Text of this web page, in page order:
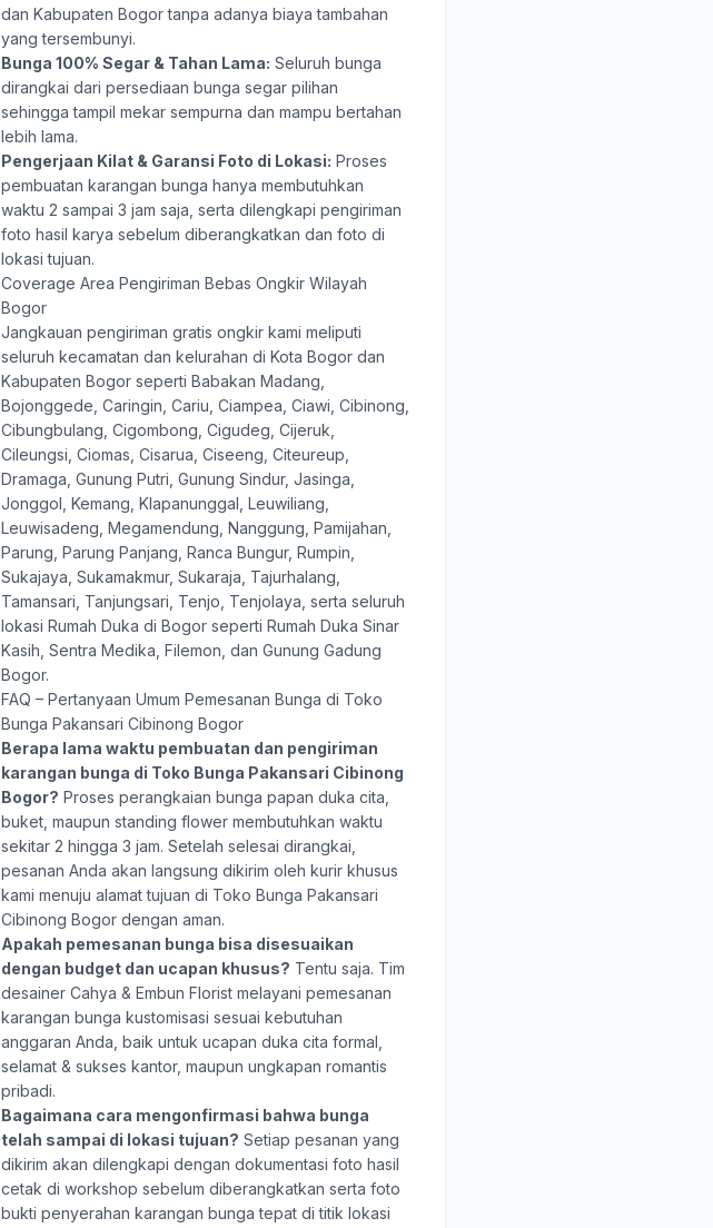
dan Kabupaten Bogor tanpa adanya biaya tambahan
yang tersembunyi.
Bunga 100% Segar & Tahan Lama: Seluruh bunga
dirangkai dari persediaan bunga segar pilihan
sehingga tampil mekar sempurna dan mampu bertahan
lebih lama.
Pengerjaan Kilat & Garansi Foto di Lokasi: Proses
pembuatan karangan bunga hanya membutuhkan
waktu 2 sampai 3 jam saja, serta dilengkapi pengiriman
foto hasil karya sebelum diberangkatkan dan foto di
lokasi tujuan.
Coverage Area Pengiriman Bebas Ongkir Wilayah
Bogor
Jangkauan pengiriman gratis ongkir kami meliputi
seluruh kecamatan dan kelurahan di Kota Bogor dan
Kabupaten Bogor seperti Babakan Madang,
Bojonggede, Caringin, Cariu, Ciampea, Ciawi, Cibinong,
Cibungbulang, Cigombong, Cigudeg, Cijeruk,
Cileungsi, Ciomas, Cisarua, Ciseeng, Citeureup,
Dramaga, Gunung Putri, Gunung Sindur, Jasinga,
Jonggol, Kemang, Klapanunggal, Leuwiliang,
Leuwisadeng, Megamendung, Nanggung, Pamijahan,
Parung, Parung Panjang, Ranca Bungur, Rumpin,
Sukajaya, Sukamakmur, Sukaraja, Tajurhalang,
Tamansari, Tanjungsari, Tenjo, Tenjolaya, serta seluruh
lokasi Rumah Duka di Bogor seperti Rumah Duka Sinar
Kasih, Sentra Medika, Filemon, dan Gunung Gadung
Bogor.
FAQ – Pertanyaan Umum Pemesanan Bunga di Toko
Bunga Pakansari Cibinong Bogor
Berapa lama waktu pembuatan dan pengiriman
karangan bunga di Toko Bunga Pakansari Cibinong
Bogor? Proses perangkaian bunga papan duka cita,
buket, maupun standing flower membutuhkan waktu
sekitar 2 hingga 3 jam. Setelah selesai dirangkai,
pesanan Anda akan langsung dikirim oleh kurir khusus
kami menuju alamat tujuan di Toko Bunga Pakansari
Cibinong Bogor dengan aman.
Apakah pemesanan bunga bisa disesuaikan
dengan budget dan ucapan khusus? Tentu saja. Tim
desainer Cahya & Embun Florist melayani pemesanan
karangan bunga kustomisasi sesuai kebutuhan
anggaran Anda, baik untuk ucapan duka cita formal,
selamat & sukses kantor, maupun ungkapan romantis
pribadi.
Bagaimana cara mengonfirmasi bahwa bunga
telah sampai di lokasi tujuan? Setiap pesanan yang
dikirim akan dilengkapi dengan dokumentasi foto hasil
cetak di workshop sebelum diberangkatkan serta foto
bukti penyerahan karangan bunga tepat di titik lokasi